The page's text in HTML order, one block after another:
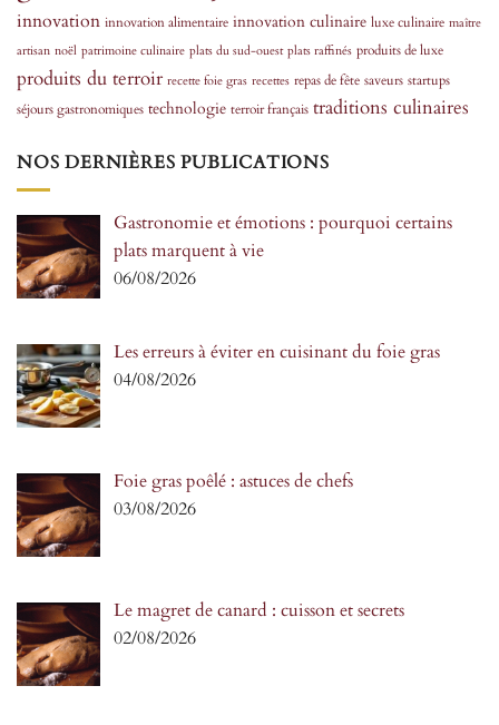
innovation innovation alimentaire innovation culinaire luxe culinaire maître
artisan noël patrimoine culinaire plats du sud-ouest plats raffinés produits de luxe
produits du terroir recette foie gras recettes repas de fête saveurs startups
séjours gastronomiques technologie terroir français traditions culinaires
NOS DERNIÈRES PUBLICATIONS
Gastronomie et émotions : pourquoi certains
plats marquent à vie
06/08/2026
Les erreurs à éviter en cuisinant du foie gras
04/08/2026
Foie gras poêlé : astuces de chefs
03/08/2026
Le magret de canard : cuisson et secrets
02/08/2026